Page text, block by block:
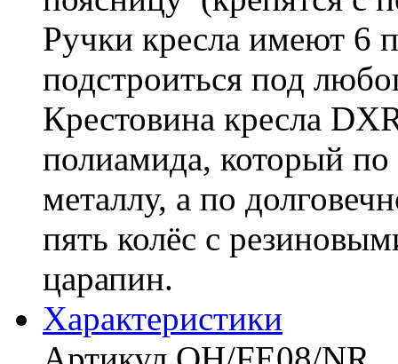
Ручки кресла имеют 6
подстроиться под
Крестовина кресла
полиамида, который по
металлу, а по
пять колёс с
царапин.
Характериcтики